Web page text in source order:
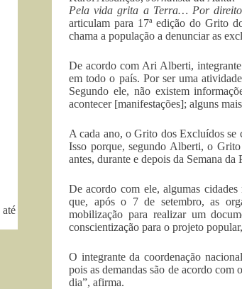
Pela vida grita a Terra… Por
articulam para 17ª edição do Grito
chama a população a denunciar as
De acordo com Ari Alberti,
em todo o país. Por ser uma
Segundo ele, não existem
acontecer [manifestações]; alguns
A cada ano, o Grito dos Excluídos se
Isso porque, segundo Alberti, o Grito
antes, durante e depois da Semana da
De acordo com ele, algumas
que, após o 7 de setembro, as
mobilização para realizar um
conscientização para o projeto
O integrante da coordenação
pois as demandas são de acordo
dia”, afirma.